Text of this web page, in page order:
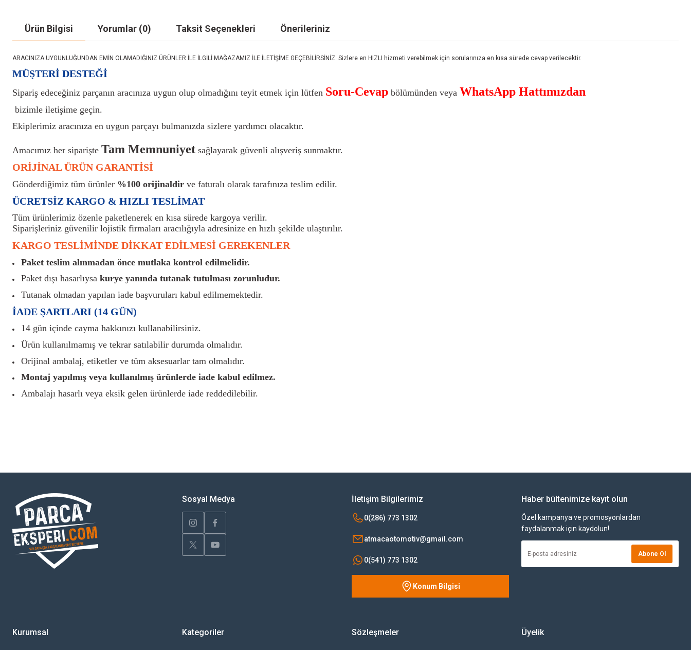
Ürün Bilgisi Yorumlar (0) Taksit Seçenekleri Önerileriniz
ARACINIZA UYGUNLUĞUNDAN EMİN OLAMADIĞINIZ ÜRÜNLER İLE İLGİLİ MAĞAZAMIZ İLE İLETİŞİME GEÇEBİLİRSİNİZ. Sizlere en HIZLI hizmeti verebilmek için sorularınıza en kısa sürede cevap verilecektir.
MÜŞTERİ DESTEĞİ
Sipariş edeceğiniz parçanın aracınıza uygun olup olmadığını teyit etmek için lütfen Soru-Cevap bölümünden veya WhatsApp Hattımızdan
bizimle iletişime geçin.
Ekiplerimiz aracınıza en uygun parçayı bulmanızda sizlere yardımcı olacaktır.
Amacımız her siparişte Tam Memnuniyet sağlayarak güvenli alışveriş sunmaktır.
ORİJİNAL ÜRÜN GARANTİSİ
Gönderdiğimiz tüm ürünler %100 orijinaldir ve faturalı olarak tarafınıza teslim edilir.
ÜCRETSİZ KARGO & HIZLI TESLİMAT
Tüm ürünlerimiz özenle paketlenerek en kısa sürede kargoya verilir.
Siparişleriniz güvenilir lojistik firmaları aracılığıyla adresinize en hızlı şekilde ulaştırılır.
KARGO TESLİMİNDE DİKKAT EDİLMESİ GEREKENLER
Paket teslim alınmadan önce mutlaka kontrol edilmelidir.
Paket dışı hasarlıysa kurye yanında tutanak tutulması zorunludur.
Tutanak olmadan yapılan iade başvuruları kabul edilmemektedir.
İADE ŞARTLARI (14 GÜN)
14 gün içinde cayma hakkınızı kullanabilirsiniz.
Ürün kullanılmamış ve tekrar satılabilir durumda olmalıdır.
Orijinal ambalaj, etiketler ve tüm aksesuarlar tam olmalıdır.
Montaj yapılmış veya kullanılmış ürünlerde iade kabul edilmez.
Ambalajı hasarlı veya eksik gelen ürünlerde iade reddedilebilir.
Ürün bilgilerinde hatalar bulunuyor.
Ürün fiyatı diğer sitelerden daha pahalı.
Bu ürüne benzer farklı alternatifler olmalı.
Gönder
Sosyal Medya İletişim Bilgilerimiz
0(286) 773 1302
atmacaotomotiv@gmail.com
0(541) 773 1302
Konum Bilgisi
Haber bültenimize kayıt olun
Özel kampanya ve promosyonlardan
faydalanmak için kaydolun!
Abone Ol
Kurumsal Kategoriler Sözleşmeler Üyelik